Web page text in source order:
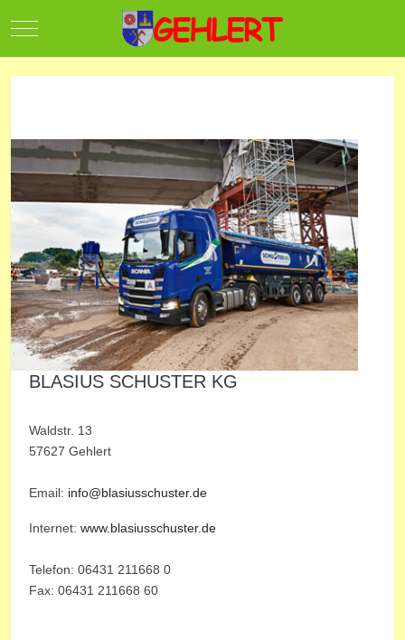
Mobile Menu Toggle
BLASIUS SCHUSTER KG
Waldstr. 13
57627 Gehlert
Email: info@blasiusschuster.de
Internet: www.blasiusschuster.de
Telefon: 06431 211668 0
Fax: 06431 211668 60